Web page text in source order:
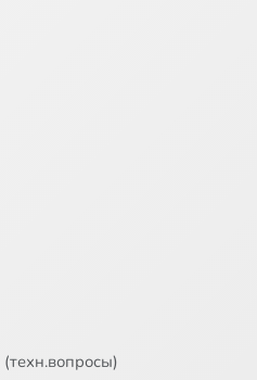
(техн.вопросы)